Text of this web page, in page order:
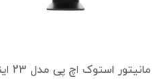
مانیتور